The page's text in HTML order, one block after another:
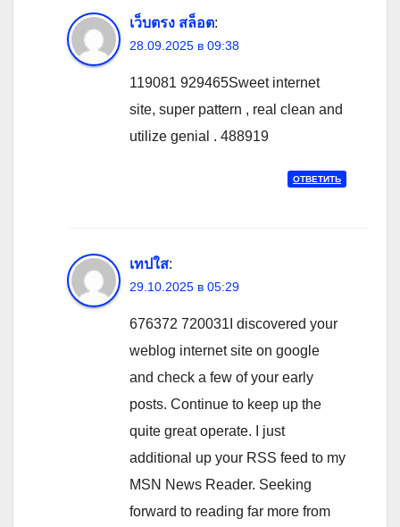
เว็บตรง สล็อต:
28.09.2025 в 09:38
119081 929465Sweet internet
site, super pattern , real clean and
utilize genial . 488919
ОТВЕТИТЬ
เทปใส:
29.10.2025 в 05:29
676372 720031I discovered your
weblog internet site on google
and check a few of your early
posts. Continue to keep up the
quite great operate. I just
additional up your RSS feed to my
MSN News Reader. Seeking
forward to reading far more from